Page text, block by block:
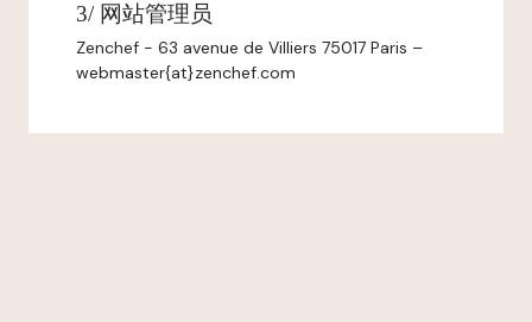
3/ 网站管理员
Zenchef - 63 avenue de Villiers 75017 Paris –
webmaster{at}zenchef.com